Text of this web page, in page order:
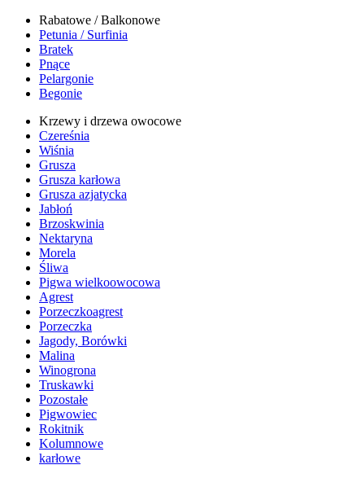
Rabatowe / Balkonowe
Petunia / Surfinia
Bratek
Pnące
Pelargonie
Begonie
Krzewy i drzewa owocowe
Czereśnia
Wiśnia
Grusza
Grusza karłowa
Grusza azjatycka
Jabłoń
Brzoskwinia
Nektaryna
Morela
Śliwa
Pigwa wielkoowocowa
Agrest
Porzeczkoagrest
Porzeczka
Jagody, Borówki
Malina
Winogrona
Truskawki
Pozostałe
Pigwowiec
Rokitnik
Kolumnowe
karłowe